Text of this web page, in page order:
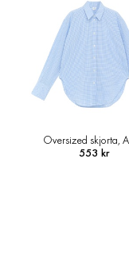
Jeans, Frame
1 850 kr